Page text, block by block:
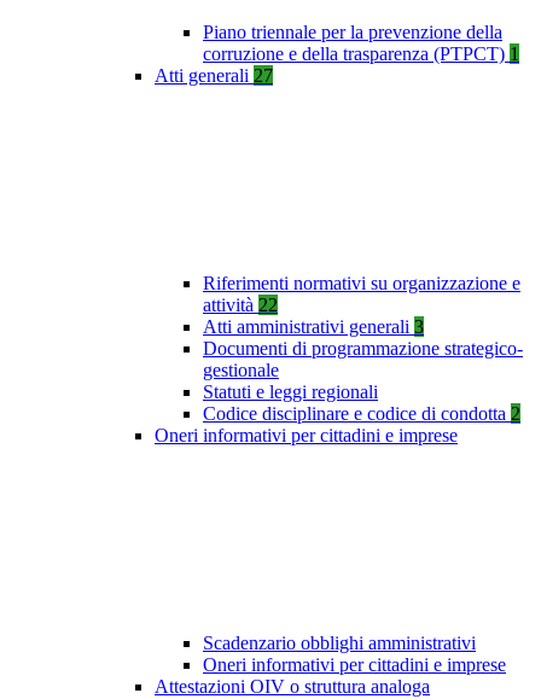
Piano triennale per la prevenzione della
corruzione e della trasparenza (PTPCT) 1
Atti generali 27
Riferimenti normativi su organizzazione e
attività 22
Atti amministrativi generali 3
Documenti di programmazione strategico-
gestionale
Statuti e leggi regionali
Codice disciplinare e codice di condotta 2
Oneri informativi per cittadini e imprese
Scadenzario obblighi amministrativi
Oneri informativi per cittadini e imprese
Attestazioni OIV o struttura analoga